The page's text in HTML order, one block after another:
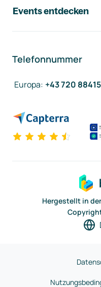
Events entdecken
Telefonnummer
Europa: +43 720
Hergestellt in